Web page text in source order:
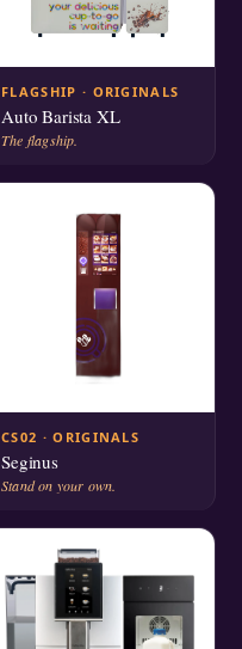
FLAGSHIP · ORIGINALS
Auto Barista XL
The flagship.
CS02 · ORIGINALS
Seginus
Stand on your own.